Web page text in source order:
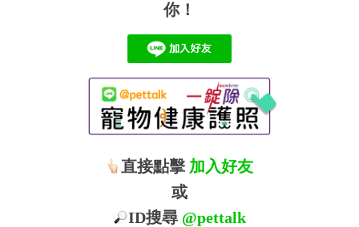
你！
直接點擊 加入好友
或
ID搜尋 @pettalk